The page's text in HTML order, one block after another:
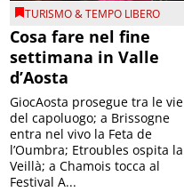
TURISMO & TEMPO LIBERO
Cosa fare nel fine
settimana in Valle
d’Aosta
GiocAosta prosegue tra le vie
del capoluogo; a Brissogne
entra nel vivo la Feta de
l’Oumbra; Etroubles ospita la
Veillà; a Chamois tocca al
Festival A...